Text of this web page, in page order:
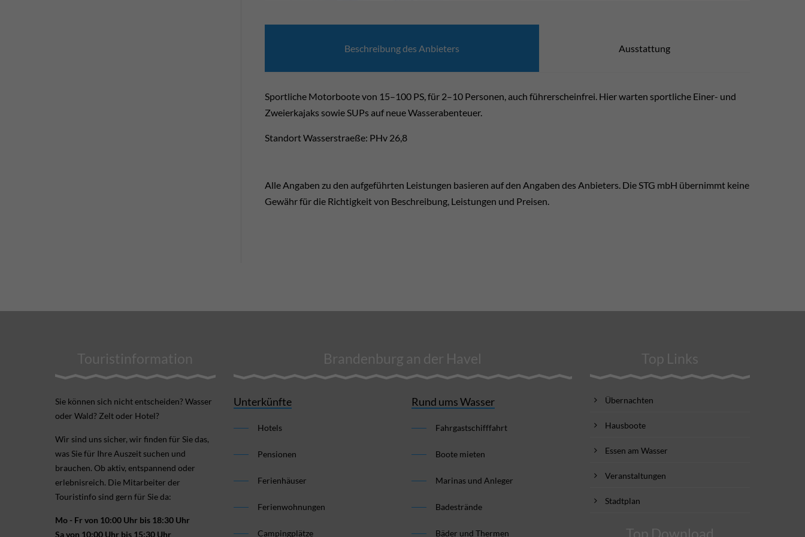
Beschrei­bung des Anbie­ters Ausstattung
Sportliche Motorboote von 15–100 PS, für 2–10 Personen, auch führerscheinfrei. Hier warten sportliche Einer- und
Zweierkajaks sowie SUPs auf neue Wasserabenteuer.
Standort Wasserstraeße: PHv 26,8
Alle Angaben zu den aufgeführten Leistungen basieren auf den Angaben des Anbieters. Die STG mbH übernimmt keine
Gewähr für die Richtigkeit von Beschreibung, Leistungen und Preisen.
Touristinformation
Sie können sich nicht ent­scheiden? Wasser
oder Wald? Zelt oder Hotel?
Wir sind uns sicher, wir finden für Sie das,
was Sie für Ihre Aus­zeit suchen und
brauchen. Ob aktiv, ent­spannend oder
erlebnis­reich. Die Mitarbeiter der
Touristinfo sind gern für Sie da:
Mo - Fr von 10:00 Uhr bis 18:30 Uhr
Sa von 10:00 Uhr bis 15:30 Uhr
Brandenburg an der Havel
Unterkünfte
Hotels
Pensionen
Ferienhäuser
Ferienwohnungen
Campingplätze
Rund ums Wasser
Fahrgastschifffahrt
Boote mieten
Marinas und Anleger
Badestrände
Bäder und Thermen
Top Links
Übernachten
Hausboote
Essen am Wasser
Veranstaltungen
Stadtplan
Top Download